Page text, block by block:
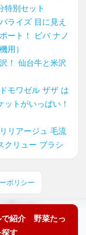
特別セット
ライズ 目に見え
ート！ ビバ ナノ
用）
！ 仙台牛と米沢
モワゼル ザザ は
トがいっぱい！
リアージュ 毛流
クリュー ブラシ
で紹介 野菜たっ
す
ポリシー
買えます！